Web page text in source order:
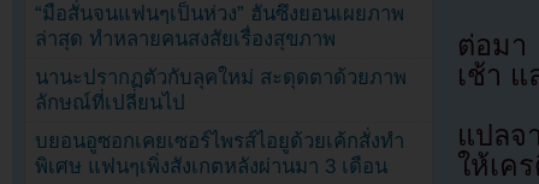
ต่อมา
เช้า แ
แปลจ
ให้เค
“มือสั่นจนแฟนๆเป็นห่วง” ฮันซึงยอนเผยภาพ
ล่าสุด ทำหลายคนสงสัยเรื่องสุขภาพ
นานะปรากฏตัวกับลุคใหม่ สะดุดตาด้วยภาพ
ลักษณ์ที่เปลี่ยนไป
บยอนอูซอกเคยเซอร์ไพรส์ไอยูด้วยเค้กสั่งทำ
พิเศษ แฟนๆเพิ่งสังเกตหลังผ่านมา 3 เดือน